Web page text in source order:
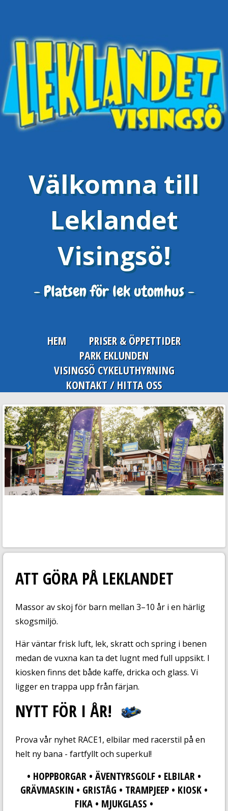
Välkomna till
Leklandet
Visingsö!
- Platsen för lek utomhus -
HEM
PRISER & ÖPPETTIDER
PARK EKLUNDEN
VISINGSÖ CYKELUTHYRNING
KONTAKT / HITTA OSS
ATT GÖRA PÅ LEKLANDET
Massor av skoj för barn mellan 3–10 år i en härlig
skogsmiljö.
Här väntar frisk luft, lek, skratt och spring i benen
medan de vuxna kan ta det lugnt med full uppsikt. I
kiosken finns det både kaffe, dricka och glass. Vi
ligger en trappa upp från färjan.
NYTT FÖR I ÅR!
Prova vår nyhet RACE1, elbilar med racerstil på en
helt ny bana - fartfyllt och superkul!
• HOPPBORGAR • ÄVENTYRSGOLF • ELBILAR •
GRÄVMASKIN • GRISTÅG • TRAMPJEEP • KIOSK •
FIKA • MJUKGLASS •